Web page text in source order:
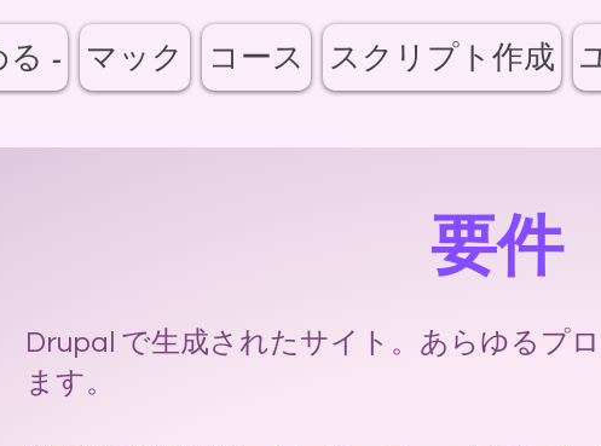
る - マック コース スクリプト作成
要件
Drupal で生成されたサイト。あらゆるプ
ます。